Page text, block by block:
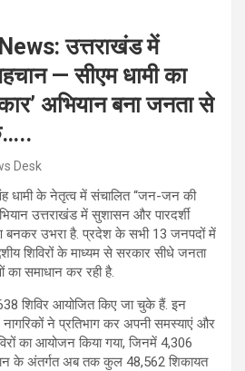
उत्तराखंड में
— सीएम धामी का
अभियान बना जनता से
Desk
धामी के नेतृत्व में संचालित “जन-जन की
उत्तराखंड में सुशासन और पारदर्शी
बनकर उभरा है. प्रदेश के सभी 13 जनपदों में
शिविरों के माध्यम से सरकार सीधे जनता
समाधान कर रही है.
शिविर आयोजित किए जा चुके हैं. इन
ने प्रतिभाग कर अपनी समस्याएं और
का आयोजन किया गया, जिनमें 4,306
के अंतर्गत अब तक कुल 48,562 शिकायत